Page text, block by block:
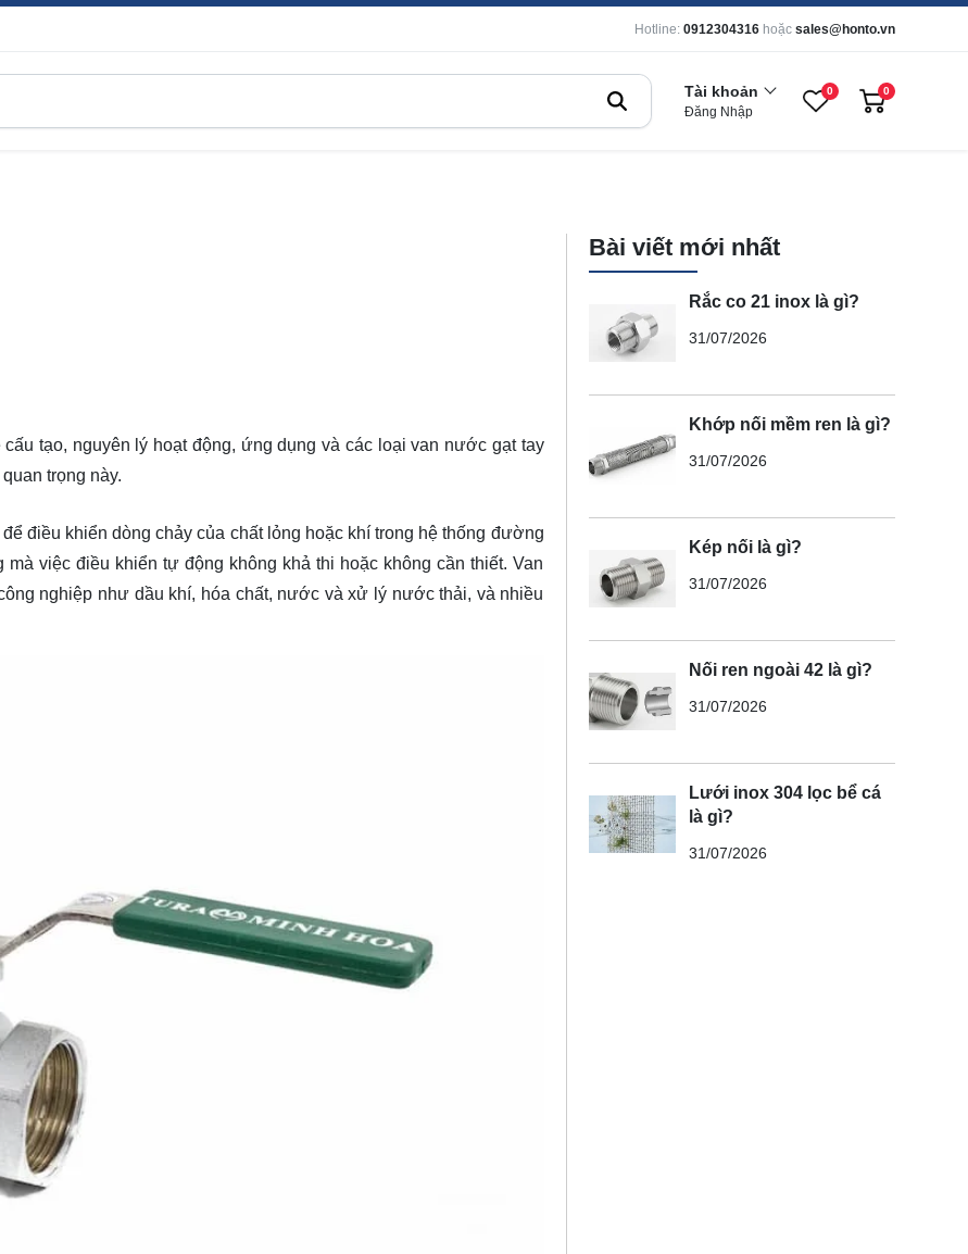
Hotline: 0912304316 hoặc sales@honto.vn
Tài khoản
Đăng Nhập
0 0
tạo, nguyên lý hoạt động, ứng dụng và các loại van nước gạt tay
trọng này.
điều khiển dòng chảy của chất lỏng hoặc khí trong hệ thống đường
việc điều khiển tự động không khả thi hoặc không cần thiết. Van
nghiệp như dầu khí, hóa chất, nước và xử lý nước thải, và nhiều
Bài viết mới nhất
Rắc co 21 inox là gì?
31/07/2026
Khớp nối mềm ren là gì?
31/07/2026
Kép nối là gì?
31/07/2026
Nối ren ngoài 42 là gì?
31/07/2026
Lưới inox 304 lọc bể cá
là gì?
31/07/2026